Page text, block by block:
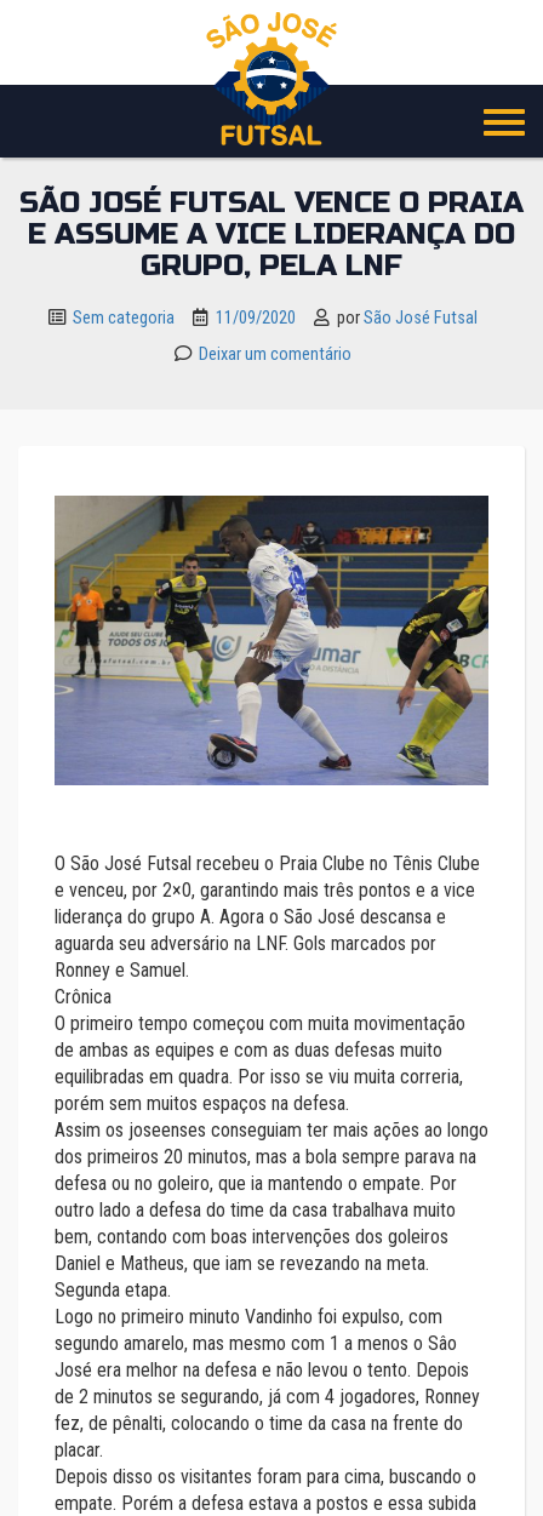
o
SÃO JOSÉ FUTSAL VENCE O PRAIA
E ASSUME A VICE LIDERANÇA DO
GRUPO, PELA LNF
Sem categoria 11/09/2020 porSão José Futsal
Deixar um comentário
O São José Futsal recebeu o Praia Clube no Tênis Clube
e venceu, por 2×0, garantindo mais três pontos e a vice
liderança do grupo A. Agora o São José descansa e
aguarda seu adversário na LNF. Gols marcados por
Ronney e Samuel.
Crônica
O primeiro tempo começou com muita movimentação
de ambas as equipes e com as duas defesas muito
equilibradas em quadra. Por isso se viu muita correria,
porém sem muitos espaços na defesa.
Assim os joseenses conseguiam ter mais ações ao longo
dos primeiros 20 minutos, mas a bola sempre parava na
defesa ou no goleiro, que ia mantendo o empate. Por
outro lado a defesa do time da casa trabalhava muito
bem, contando com boas intervenções dos goleiros
Daniel e Matheus, que iam se revezando na meta.
Segunda etapa.
Logo no primeiro minuto Vandinho foi expulso, com
segundo amarelo, mas mesmo com 1 a menos o Sâo
José era melhor na defesa e não levou o tento. Depois
de 2 minutos se segurando, já com 4 jogadores, Ronney
fez, de pênalti, colocando o time da casa na frente do
placar.
Depois disso os visitantes foram para cima, buscando o
empate. Porém a defesa estava a postos e essa subida